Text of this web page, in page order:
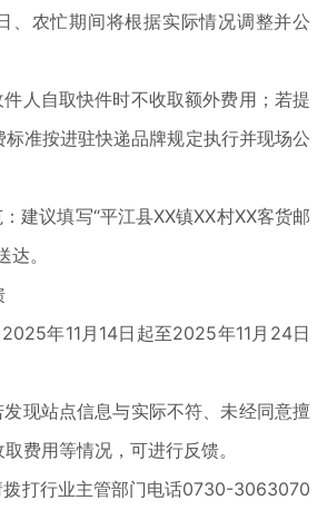
、农忙期间将根据实际情况调整并公
自取快件时不收取额外费用；若提
准按进驻快递品牌规定执行并现场公
议填写“平江县XX镇XX村XX客货邮
。
年11月14日起至2025年11月24日
站点信息与实际不符、未经同意擅
费用等情况，可进行反馈。
打行业主管部门电话0730-3063070